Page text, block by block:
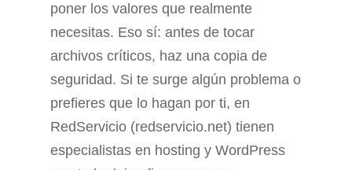
poner los valores que realmente
necesitas. Eso sí: antes de tocar
archivos críticos, haz una copia de
seguridad. Si te surge algún problema o
prefieres que lo hagan por ti, en
RedServicio (redservicio.net) tienen
especialistas en hosting y WordPress